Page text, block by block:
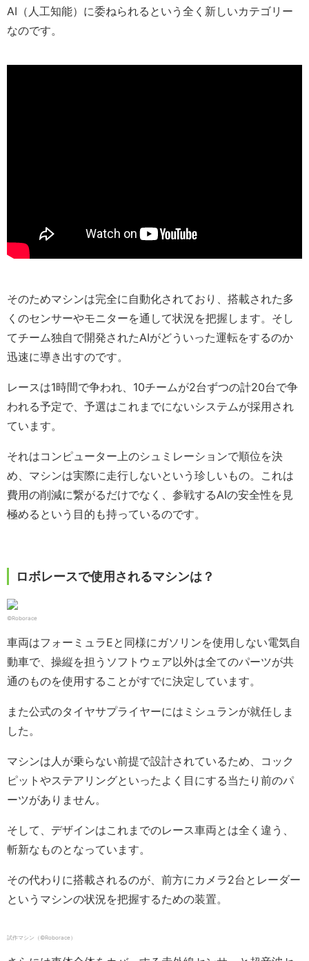
AI（人工知能）に委ねられるという全く新しいカテゴリー
なのです。
そのためマシンは完全に自動化されており、搭載された多
くのセンサーやモニターを通して状況を把握します。そし
てチーム独自で開発されたAIがどういった運転をするのか
迅速に導き出すのです。
レースは1時間で争われ、10チームが2台ずつの計20台で争
われる予定で、予選はこれまでにないシステムが採用され
ています。
それはコンピューター上のシュミレーションで順位を決
め、マシンは実際に走行しないという珍しいもの。これは
費用の削減に繋がるだけでなく、参戦するAIの安全性を見
極めるという目的も持っているのです。
ロボレースで使用されるマシンは？
©Roborace
車両はフォーミュラEと同様にガソリンを使用しない電気自
動車で、操縦を担うソフトウェア以外は全てのパーツが共
通のものを使用することがすでに決定しています。
また公式のタイヤサプライヤーにはミシュランが就任しま
した。
マシンは人が乗らない前提で設計されているため、コック
ピットやステアリングといったよく目にする当たり前のパ
ーツがありません。
そして、デザインはこれまでのレース車両とは全く違う、
斬新なものとなっています。
その代わりに搭載されるのが、前方にカメラ2台とレーダー
というマシンの状況を把握するための装置。
試作マシン（©Roborace）